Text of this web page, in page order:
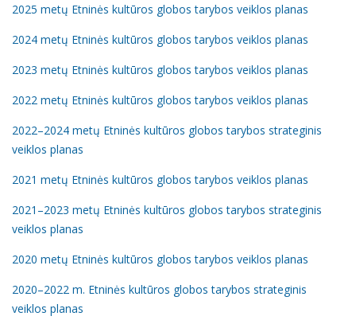
2025 metų Etninės kultūros globos tarybos veiklos planas
2024 metų Etninės kultūros globos tarybos veiklos planas
2023 metų Etninės kultūros globos tarybos veiklos planas
2022 metų Etninės kultūros globos tarybos veiklos planas
2022–2024 metų Etninės kultūros globos tarybos strateginis
veiklos planas
2021 metų Etninės kultūros globos tarybos veiklos planas
2021–2023 metų Etninės kultūros globos tarybos strateginis
veiklos planas
2020 metų Etninės kultūros globos tarybos veiklos planas
2020–2022 m. Etninės kultūros globos tarybos strateginis
veiklos planas